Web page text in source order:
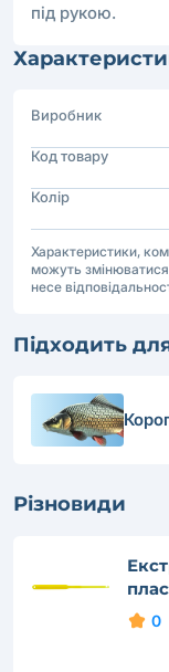
під рукою.
Виробник
Код товару
Колір
Характеристики,
можуть
несе
Підходить
Різновиди
0